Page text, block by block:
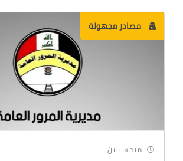
مصادر مجهولة
منذ سنتين